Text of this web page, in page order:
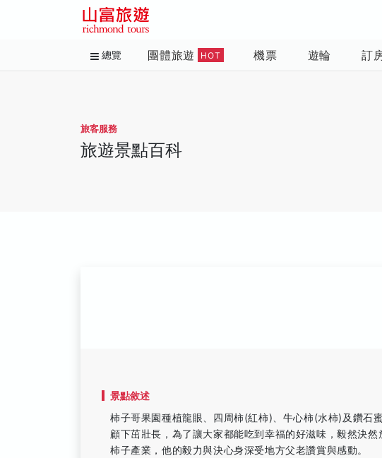
總覽 團體旅遊 HOT 機票 遊輪 訂
旅客服務
旅遊景點百科
景點敘述
柿子哥果園種植龍眼、四周柿(紅柿)、牛心柿(水柿)及鑽石
顧下茁壯長，為了讓大家都能吃到幸福的好滋味，毅然決
柿子產業，他的毅力與決心身深受地方父老讚賞與感動。